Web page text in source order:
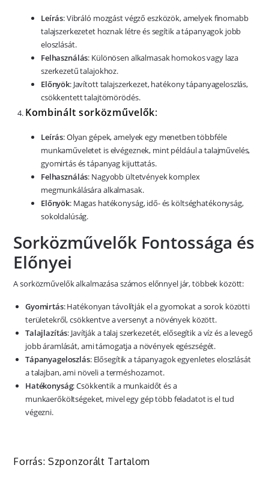
Leírás: Vibráló mozgást végző eszközök, amelyek finomabb
talajszerkezetet hoznak létre és segítik a tápanyagok jobb
eloszlását.
Felhasználás: Különösen alkalmasak homokos vagy laza
szerkezetű talajokhoz.
Előnyök: Javított talajszerkezet, hatékony tápanyageloszlás,
csökkentett talajtömörödés.
Kombinált sorközművelők:
Leírás: Olyan gépek, amelyek egy menetben többféle
munkaműveletet is elvégeznek, mint például a talajművelés,
gyomirtás és tápanyag kijuttatás.
Felhasználás: Nagyobb ültetvények komplex
megmunkálására alkalmasak.
Előnyök: Magas hatékonyság, idő- és költséghatékonyság,
sokoldalúság.
Sorközművelők Fontossága és
Előnyei
A sorközművelők alkalmazása számos előnnyel jár, többek között:
Gyomirtás: Hatékonyan távolítják el a gyomokat a sorok közötti
területekről, csökkentve a versenyt a növények között.
Talajlazítás: Javítják a talaj szerkezetét, elősegítik a víz és a levegő
jobb áramlását, ami támogatja a növények egészségét.
Tápanyageloszlás: Elősegítik a tápanyagok egyenletes eloszlását
a talajban, ami növeli a terméshozamot.
Hatékonyság: Csökkentik a munkaidőt és a
munkaerőköltségeket, mivel egy gép több feladatot is el tud
végezni.
Forrás: Szponzorált Tartalom